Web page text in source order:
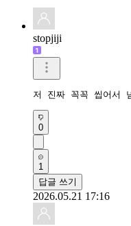
stopjiji
저 진짜 꼭꼭 씹어서
0
1
답글 쓰기
2026.05.21 17:16